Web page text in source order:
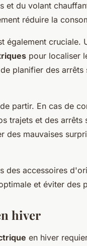
et du volant
réduire la
également cruciale.
pour localiser
planifier des arrêts
partir. En cas de
trajets et des arrêts
des mauvaises
des accessoires
et éviter des
hiver
en hiver